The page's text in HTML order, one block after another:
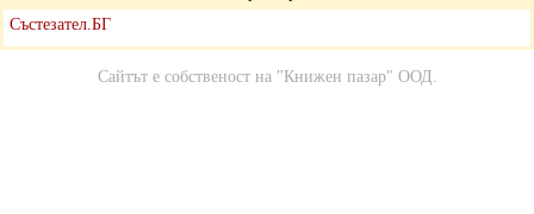
Състезател.БГ
Сайтът е собственост на "Книжен пазар" ООД.